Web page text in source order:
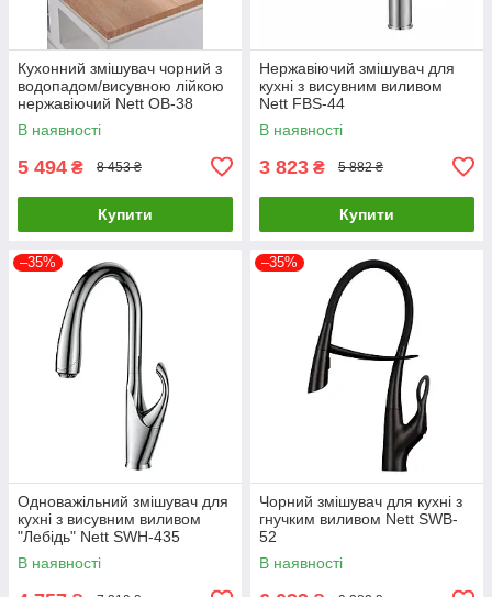
Кухонний змішувач чорний з
водопадом/висувною лійкою
нержавіючий Nett OB-38
В наявності
5 494 ₴ 8 453 ₴
Купити
Нержавіючий змішувач для
кухні з висувним виливом
Nett FBS-44
В наявності
3 823 ₴ 5 882 ₴
Купити
–35%
Одноважільний змішувач для
кухні з висувним виливом
"Лебідь" Nett SWH-435
В наявності
–35%
Чорний змішувач для кухні з
гнучким виливом Nett SWB-
52
В наявності